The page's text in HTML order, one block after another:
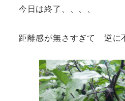
今日は終了、、、、
距離感が無さすぎて 逆に